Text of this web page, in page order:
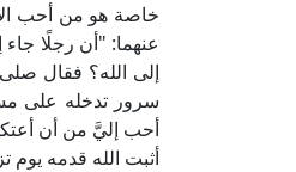
خاصة هو من أحب
عنهما: "أن رجلًا
إلى الله؟ فقال
سرور تدخله على
أحب إليَّ من أن
أثبت الله قدمه يوم